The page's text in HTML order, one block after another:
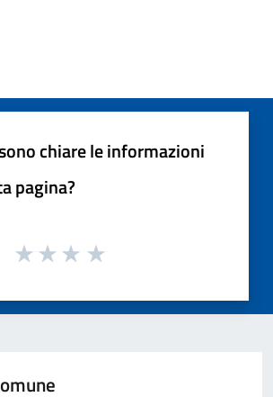
chiare le informazioni
pagina?